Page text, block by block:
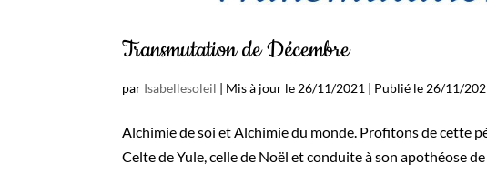
Transmutation de Décembre
par Isabellesoleil | Mis à jour le 26/11/2021 | Publié le 26/11/
Alchimie de soi et Alchimie du monde. Profitons de cette
Celte de Yule, celle de Noël et conduite à son apothéose